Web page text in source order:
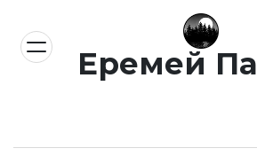
содержимомуЕремей